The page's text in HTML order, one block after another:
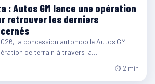
: Autos GM lance une opération
retrouver les derniers
la concession automobile Autos GM
de terrain à travers la…
⏱ 2 min